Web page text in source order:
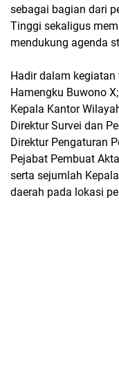
sebagai bagian dari
Tinggi sekaligus
mendukung agenda
Hadir dalam kegiatan
Hamengku Buwono
Kepala Kantor
Direktur Survei dan
Direktur Pengaturan
Pejabat Pembuat
serta sejumlah
daerah pada lokasi